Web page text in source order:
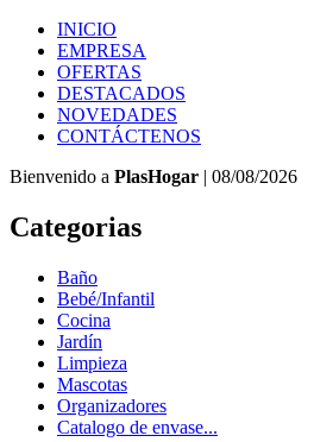
INICIO
EMPRESA
OFERTAS
DESTACADOS
NOVEDADES
CONTÁCTENOS
Bienvenido a PlasHogar | 08/08/2026
Categorias
Baño
Bebé/Infantil
Cocina
Jardín
Limpieza
Mascotas
Organizadores
Catalogo de envase...